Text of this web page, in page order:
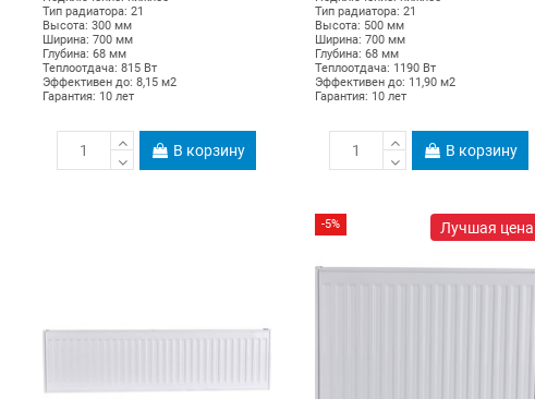
Тип радиатора: 21
Высота: 300 мм
Ширина: 700 мм
Глубина: 68 мм
Теплоотдача: 815 Вт
Эффективен до: 8,15 м2
Гарантия: 10 лет
В корзину
Тип радиатора: 21
Высота: 500 мм
Ширина: 700 мм
Глубина: 68 мм
Теплоотдача: 1190 Вт
Эффективен до: 11,90 м2
Гарантия: 10 лет
В корзину
Лучшая цена
-5%